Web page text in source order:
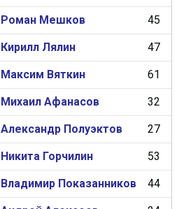
Роман Мешков 45
Кирилл Лялин 47
Максим Вяткин 61
Михаил Афанасов 32
Александр Полуэктов 27
Никита Горчилин 53
Владимир Показанников 44